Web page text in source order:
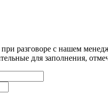
разговоре с нашем
для заполнения,